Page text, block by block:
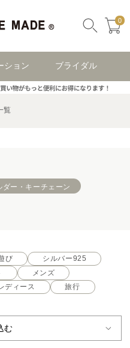
0
ション ブライダル
覧
ー・キーチェーン
び
シルバー925
メンズ
ディース 旅行
む